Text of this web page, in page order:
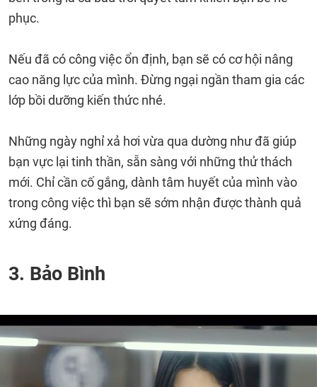
phục.
Nếu đã có công việc ổn định, bạn sẽ có cơ hội nâng
cao năng lực của mình. Đừng ngại ngần tham gia các
lớp bồi dưỡng kiến thức nhé.
Những ngày nghỉ xả hơi vừa qua dường như đã giúp
bạn vực lại tinh thần, sẵn sàng với những thử thách
mới. Chỉ cần cố gắng, dành tâm huyết của mình vào
trong công việc thì bạn sẽ sớm nhận được thành quả
xứng đáng.
3. Bảo Bình